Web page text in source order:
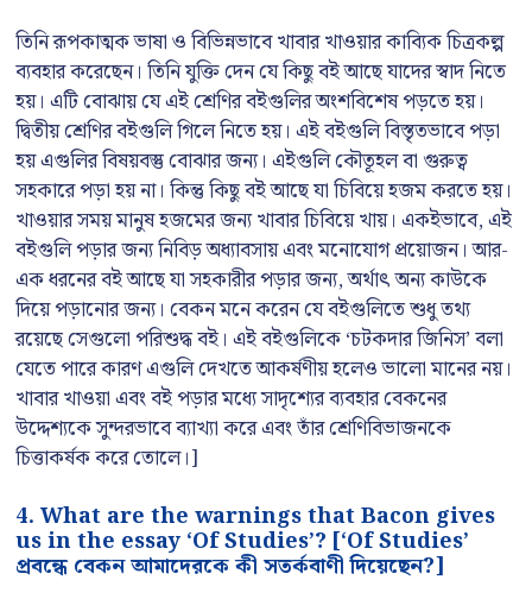
তিনি রূপকাত্মক ভাষা ও বিভিন্নভাবে খাবার খাওয়ার কাব্যিক চিত্রকল্প
ব্যবহার করেছেন। তিনি যুক্তি দেন যে কিছু বই আছে যাদের স্বাদ নিতে
হয়। এটি বোঝায় যে এই শ্রেণির বইগুলির অংশবিশেষ পড়তে হয়।
দ্বিতীয় শ্রেণির বইগুলি গিলে নিতে হয়। এই বইগুলি বিস্তৃতভাবে পড়া
হয় এগুলির বিষয়বস্তু বোঝার জন্য। এইগুলি কৌতূহল বা গুরুত্ব
সহকারে পড়া হয় না। কিন্তু কিছু বই আছে যা চিবিয়ে হজম করতে হয়।
খাওয়ার সময় মানুষ হজমের জন্য খাবার চিবিয়ে খায়। একইভাবে, এই
বইগুলি পড়ার জন্য নিবিড় অধ্যাবসায় এবং মনোযোগ প্রয়োজন। আর-
এক ধরনের বই আছে যা সহকারীর পড়ার জন্য, অর্থাৎ অন্য কাউকে
দিয়ে পড়ানোর জন্য। বেকন মনে করেন যে বইগুলিতে শুধু তথ্য
রয়েছে সেগুলো পরিশুদ্ধ বই। এই বইগুলিকে ‘চটকদার জিনিস’ বলা
যেতে পারে কারণ এগুলি দেখতে আকর্ষণীয় হলেও ভালো মানের নয়।
খাবার খাওয়া এবং বই পড়ার মধ্যে সাদৃশ্যের ব্যবহার বেকনের
উদ্দেশ্যকে সুন্দরভাবে ব্যাখ্যা করে এবং তাঁর শ্রেণিবিভাজনকে
চিত্তাকর্ষক করে তোলে।]
4. What are the warnings that Bacon gives
us in the essay ‘Of Studies’? [‘Of Studies’
প্রবন্ধে বেকন আমাদেরকে কী সতর্কবাণী দিয়েছেন?]